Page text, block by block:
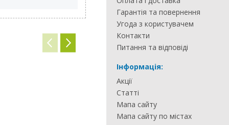
Гарантія та повернення
Угода з користувачем
Контакти
Питання та відповіді
Інформація:
Акції
Статті
Мапа сайту
Мапа сайту по містах